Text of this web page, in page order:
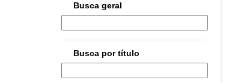
Busca geral
Busca por título